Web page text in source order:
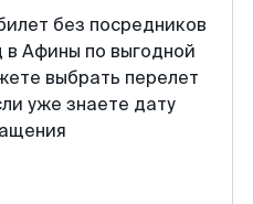
без посредников
Афины по выгодной
выбрать перелет
уже знаете дату